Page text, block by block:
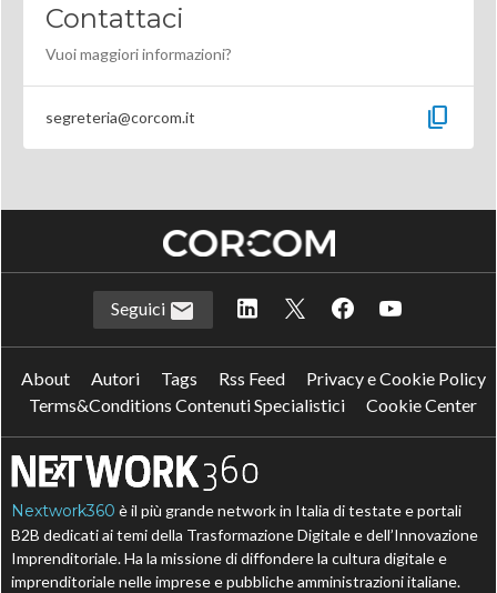
Contattaci
Vuoi maggiori informazioni?
segreteria@corcom.it content_copy
Seguici
About Autori Tags Rss Feed
Privacy e Cookie Policy
Terms&Conditions Contenuti Specialistici
Cookie Center
Nextwork360 è il più grande network in Italia di testate e portali
B2B dedicati ai temi della Trasformazione Digitale e dell’Innovazione
Imprenditoriale. Ha la missione di diffondere la cultura digitale e
imprenditoriale nelle imprese e pubbliche amministrazioni italiane.